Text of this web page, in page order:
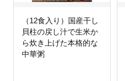
（12食入り）国産干し
貝柱の戻し汁で生米か
ら炊き上げた本格的な
中華粥